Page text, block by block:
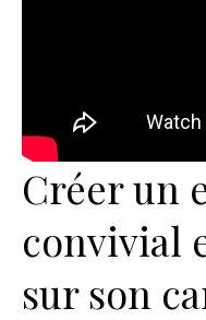
Créer un
convivial
sur son